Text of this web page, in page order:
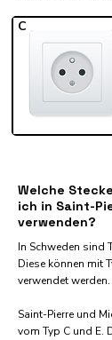
C
Welche
ich in Saint-
verwenden?
In Schweden sind
Diese können mit
verwendet werden.
Saint-Pierre und
vom Typ C und E.